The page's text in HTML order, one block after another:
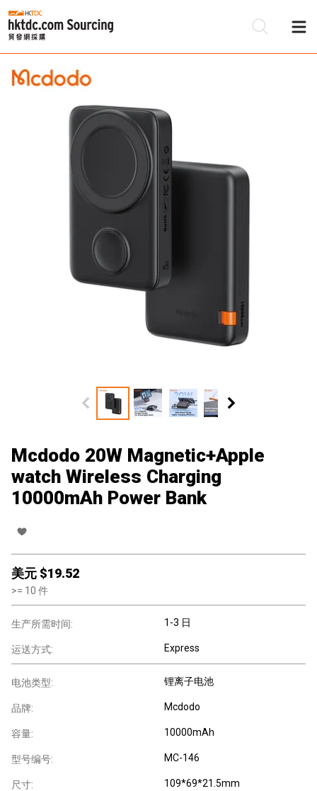
Mcdodo 20W Magnetic+Apple
watch Wireless Charging
10000mAh Power Bank
美元 $19.52
>= 10 件
生产所需时间: 1-3 日
运送方式: Express
电池类型: 锂离子电池
品牌: Mcdodo
容量: 10000mAh
型号编号: MC-146
尺寸: 109*69*21.5mm